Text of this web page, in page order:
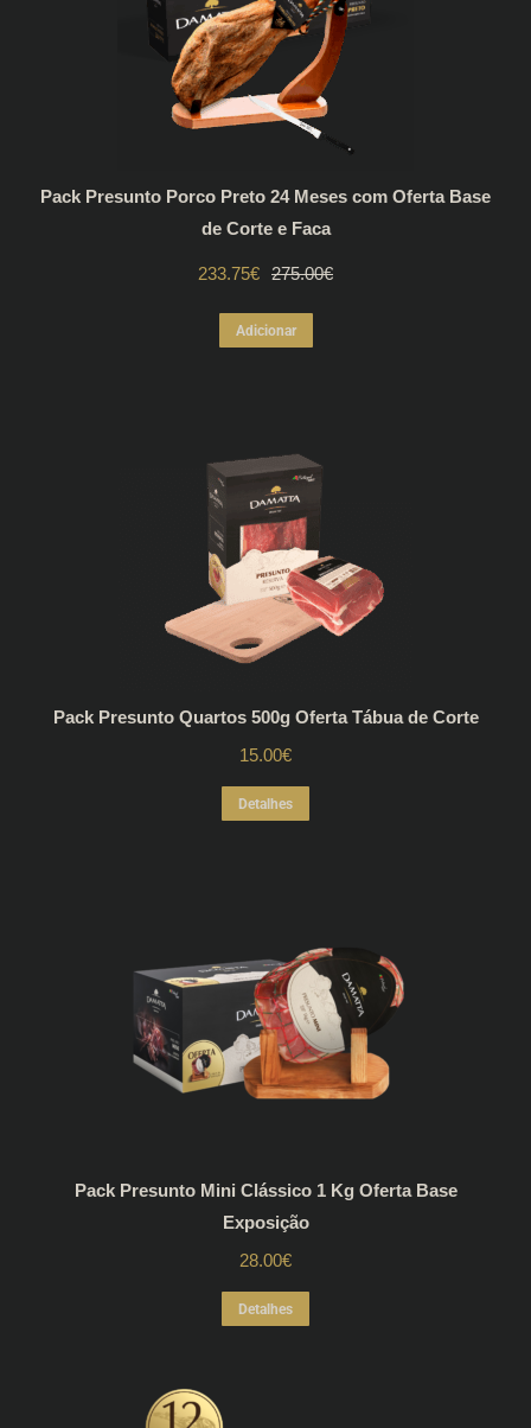
Pack Presunto Porco Preto 24 Meses com Oferta Base
de Corte e Faca
275.00€
O
preço
275.00€.
233.75€ O
preço
233.75€.
Adicionar
Pack Presunto Quartos 500g Oferta Tábua de Corte
15.00€
Detalhes
Pack Presunto Mini Clássico 1 Kg Oferta Base
Exposição
28.00€
Detalhes